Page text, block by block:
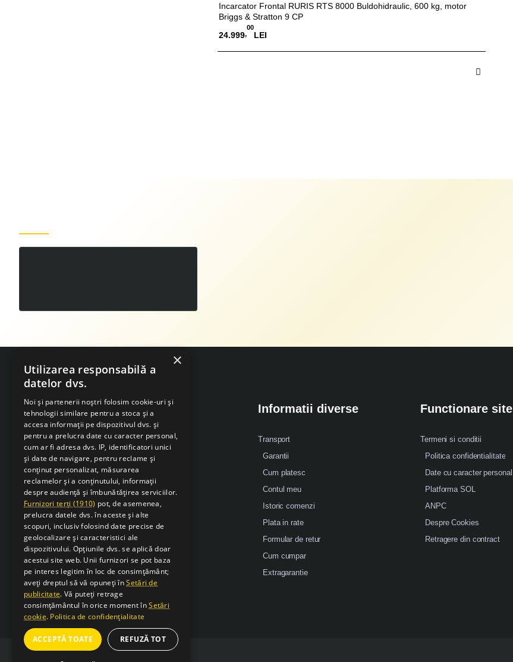
Incarcator Frontal RURIS RTS 8000 Buldohidraulic, 600 kg, motor
Briggs & Stratton 9 CP
24.999,
00
LEI
Despre Noi
Mobil: 0371 238 338
Email: office [@] sarcsudex.ro
Relatii cu clientii
Informatii diverse
Transport
Garantii
Cum platesc
Contul meu
Istoric comenzi
Plata in rate
Formular de retur
Cum cumpar
Extragarantie
Functionare site
Termeni si conditii
Politica confidentialitate
Date cu caracter personal
Platforma SOL
ANPC
Despre Cookies
Retragere din contract
×
Utilizarea responsabilă a
datelor dvs.
Noi și partenerii noștri folosim cookie-uri și
tehnologii similare pentru a stoca și a
accesa informații pe dispozitivul dvs. și
pentru a prelucra date cu caracter personal,
cum ar fi adresa dvs. IP, identificatori unici
și date de navigare, pentru reclame și
conținut personalizat, măsurarea
reclamelor și a conținutului, informații
despre audiență și îmbunătățirea serviciilor.
Furnizori terți (1910) pot, de asemenea,
prelucra datele dvs. în aceste și alte
scopuri, inclusiv folosind date precise de
geolocalizare și caracteristici ale
dispozitivului. Opțiunile dvs. se aplică doar
acestui site web. Unii furnizori se pot baza
pe interes legitim în loc de consimțământ;
aveți dreptul să vă opuneți înSetări de
publicitate. Vă puteți retrage
consimțământul în orice moment înSetări
cookie. Politica de confidențialitate
ACCEPTĂ TOATE REFUZĂ TOT